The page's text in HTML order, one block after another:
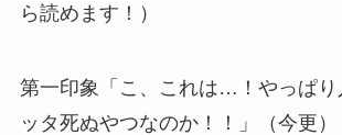
ら読めます！）
第一印象「こ、これは…！やっぱり
ッタ死ぬやつなのか！！」（今更）